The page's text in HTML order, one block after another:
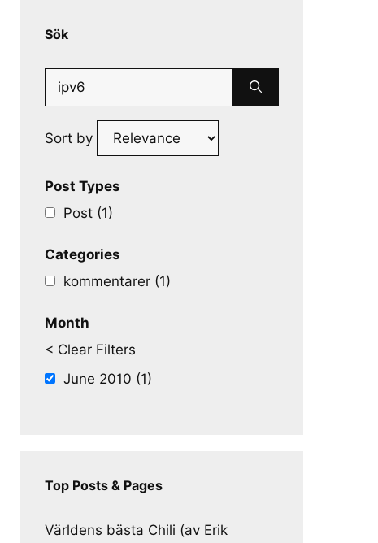
Sök
Search
for:
Sort by
Post Types
Post (1)
Categories
kommentarer (1)
Month
< Clear Filters
June 2010 (1)
Top Posts & Pages
Världens bästa Chili (av Erik